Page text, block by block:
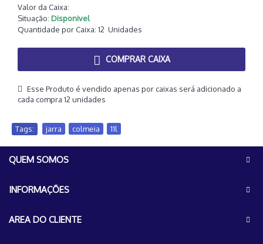
Valor da Caixa:
Situação: Disponivel
Quantidade por Caixa: 12 Unidades
COMPRAR CAIXA
Esse Produto é vendido apenas por caixas será adicionado a
cada compra 12 unidades
Tags: jarra colmeia 11l
QUEM SOMOS
INFORMAÇÕES
AREA DO CLIENTE